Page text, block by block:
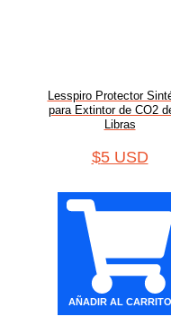
Lesspiro Protector
para Extintor de CO2
Libras
$5 USD
AÑADIR AL CARRITO